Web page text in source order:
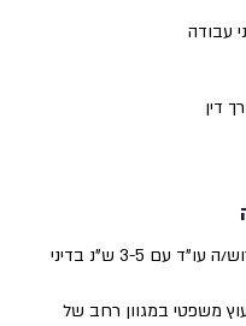
עבודה
דין
למשרד מוביל דרוש/ה עו"ד עם 3-5 ש"נ בדיני
משפטי במגוון רחב של